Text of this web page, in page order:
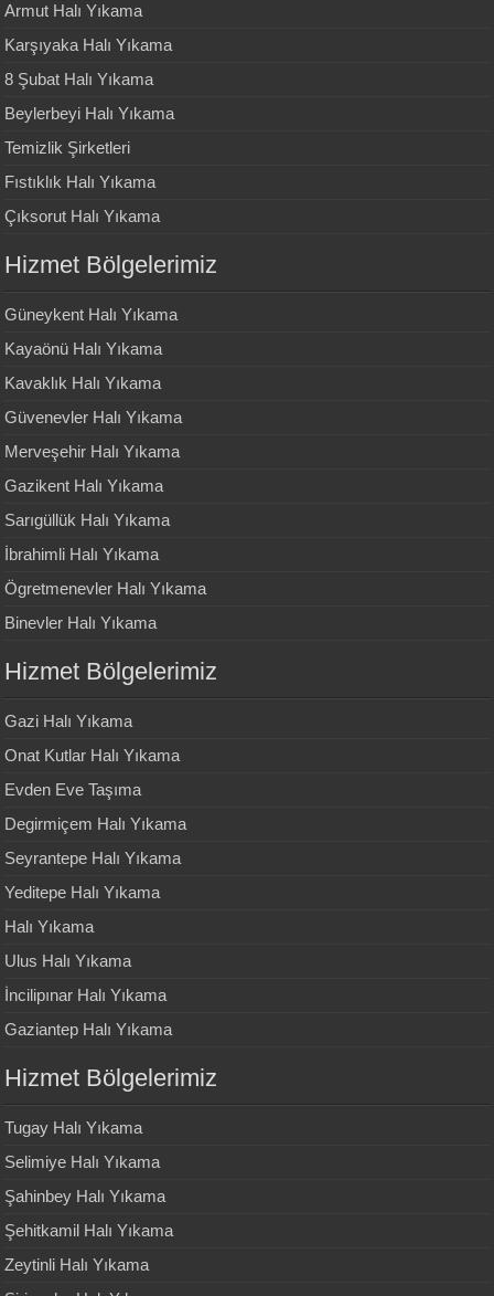
Armut Halı Yıkama
Karşıyaka Halı Yıkama
8 Şubat Halı Yıkama
Beylerbeyi Halı Yıkama
Temizlik Şirketleri
Fıstıklık Halı Yıkama
Çıksorut Halı Yıkama
Hizmet Bölgelerimiz
Güneykent Halı Yıkama
Kayaönü Halı Yıkama
Kavaklık Halı Yıkama
Güvenevler Halı Yıkama
Merveşehir Halı Yıkama
Gazikent Halı Yıkama
Sarıgüllük Halı Yıkama
İbrahimli Halı Yıkama
Ögretmenevler Halı Yıkama
Binevler Halı Yıkama
Hizmet Bölgelerimiz
Gazi Halı Yıkama
Onat Kutlar Halı Yıkama
Evden Eve Taşıma
Degirmiçem Halı Yıkama
Seyrantepe Halı Yıkama
Yeditepe Halı Yıkama
Halı Yıkama
Ulus Halı Yıkama
İncilipınar Halı Yıkama
Gaziantep Halı Yıkama
Hizmet Bölgelerimiz
Tugay Halı Yıkama
Selimiye Halı Yıkama
Şahinbey Halı Yıkama
Şehitkamil Halı Yıkama
Zeytinli Halı Yıkama